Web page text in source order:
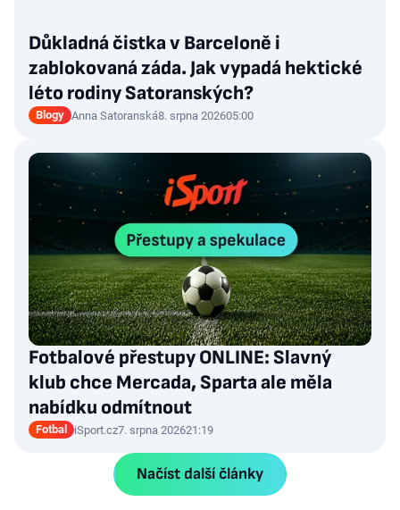
Důkladná čistka v Barceloně i
zablokovaná záda. Jak vypadá hektické
léto rodiny Satoranských?
Blogy Anna Satoranská8. srpna 202605:00
Fotbalové přestupy ONLINE: Slavný
klub chce Mercada, Sparta ale měla
nabídku odmítnout
Fotbal iSport.cz7. srpna 202621:19
Načíst další články